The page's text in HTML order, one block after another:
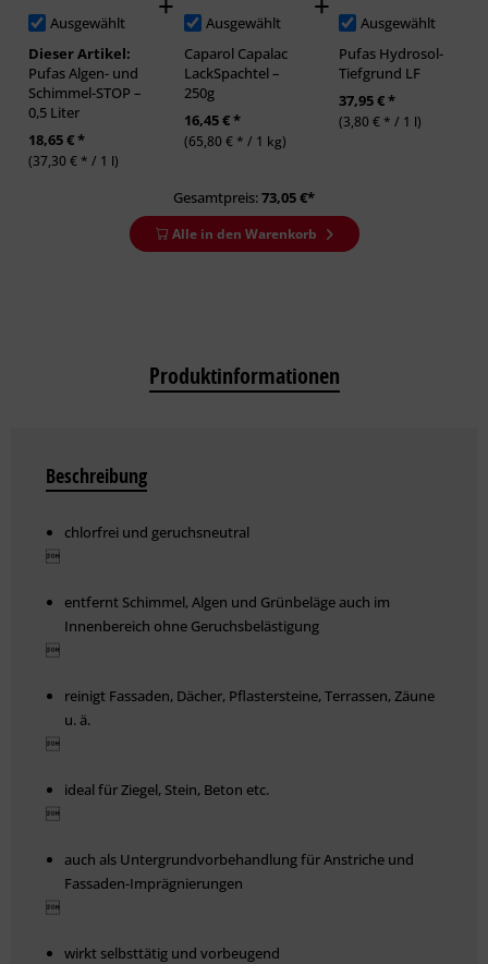
Ausgewählt
Dieser Artikel:
Pufas Algen- und
Schimmel-STOP –
0,5 Liter
18,65 € *
(37,30 € * / 1 l)
Ausgewählt
Caparol Capalac
LackSpachtel –
250g
16,45 € *
(65,80 € * / 1 kg)
Ausgewählt
Pufas Hydrosol-
Tiefgrund LF
37,95 € *
(3,80 € * / 1 l)
Gesamtpreis:73,05€*
Alle in den Warenkorb
Produktinformationen
Beschreibung
chlorfrei und geruchsneutral

entfernt Schimmel, Algen und Grünbeläge auch im
Innenbereich ohne Geruchsbelästigung

reinigt Fassaden, Dächer, Pflastersteine, Terrassen, Zäune
u. ä.

ideal für Ziegel, Stein, Beton etc.

auch als Untergrundvorbehandlung für Anstriche und
Fassaden-Imprägnierungen

wirkt selbsttätig und vorbeugend